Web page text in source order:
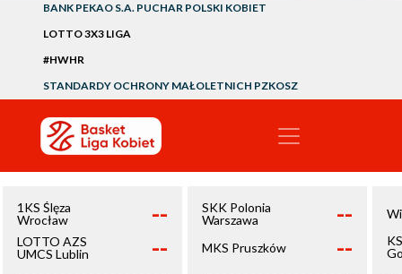
BANK PEKAO S.A. PUCHAR POLSKI KOBIET
LOTTO 3X3 LIGA
#HWHR
STANDARDY OCHRONY MAŁOLETNICH PZKOSZ
1KS Ślęza
Wrocław
--
LOTTO AZS
UMCS Lublin
--
SKK Polonia
Warszawa
--
MKS Pruszków --